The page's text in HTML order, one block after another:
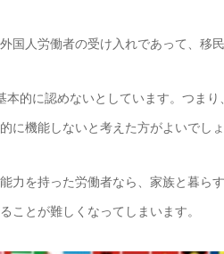
人労働者の受け入れであって、移
的に認めないとしています。つま
に機能しないと考えた方がよいでしょ
を持った労働者なら、家族と暮ら
ことが難しくなってしまいます。